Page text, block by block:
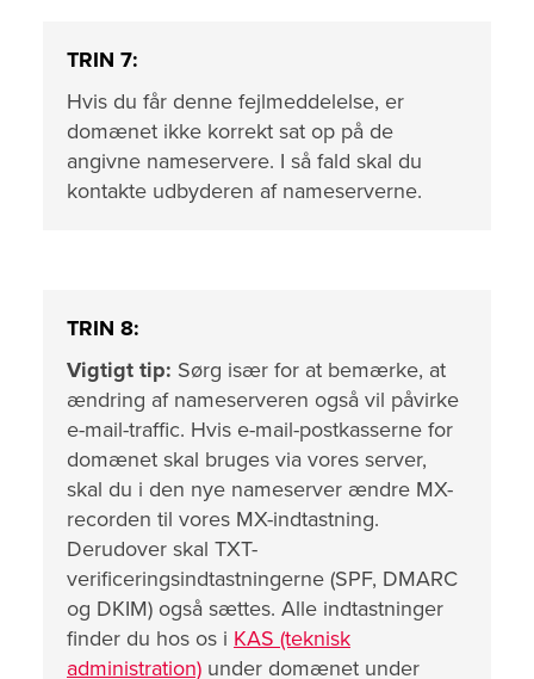
TRIN 7:
Hvis du får denne fejlmeddelelse, er
domænet ikke korrekt sat op på de
angivne nameservere. I så fald skal du
kontakte udbyderen af nameserverne.
TRIN 8:
Vigtigt tip: Sørg især for at bemærke, at
ændring af nameserveren også vil påvirke
e-mail-traffic. Hvis e-mail-postkasserne for
domænet skal bruges via vores server,
skal du i den nye nameserver ændre MX-
recorden til vores MX-indtastning.
Derudover skal TXT-
verificeringsindtastningerne (SPF, DMARC
og DKIM) også sættes. Alle indtastninger
finder du hos os i KAS (teknisk
administration) under domænet under